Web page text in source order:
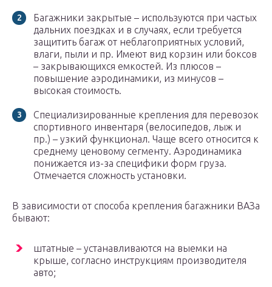
Багажники закрытые – используются при частых
дальних поездках и в случаях, если требуется
защитить багаж от неблагоприятных условий,
влаги, пыли и пр. Имеют вид корзин или боксов
– закрывающихся емкостей. Из плюсов –
повышение аэродинамики, из минусов –
высокая стоимость.
Специализированные крепления для перевозок
спортивного инвентаря (велосипедов, лыж и
пр.) – узкий функционал. Чаще всего относится к
среднему ценовому сегменту. Аэродинамика
понижается из-за специфики форм груза.
Отмечается сложность установки.
В зависимости от способа крепления багажники ВАЗа
бывают:
штатные – устанавливаются на выемки на
крыше, согласно инструкциям производителя
авто;